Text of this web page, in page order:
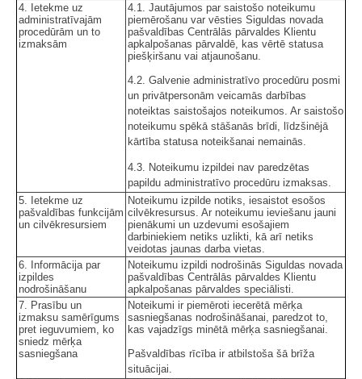
4. Ietekme uz
administratīvajām
procedūrām un to
izmaksām
4.1. Jautājumos par saistošo noteikumu
piemērošanu var vēsties Siguldas novada
pašvaldības Centrālās pārvaldes Klientu
apkalpošanas pārvaldē, kas vērtē statusa
piešķiršanu vai atjaunošanu.
4.2. Galvenie administratīvo procedūru posmi
un privātpersonām veicamās darbības
noteiktas saistošajos noteikumos. Ar saistošo
noteikumu spēkā stāšanās brīdi, līdzšinējā
kārtība statusa noteikšanai nemainās.
4.3. Noteikumu izpildei nav paredzētas
papildu administratīvo procedūru izmaksas.
5. Ietekme uz
pašvaldības funkcijām
un cilvēkresursiem
Noteikumu izpilde notiks, iesaistot esošos
cilvēkresursus. Ar noteikumu ieviešanu jauni
pienākumi un uzdevumi esošajiem
darbiniekiem netiks uzlikti, kā arī netiks
veidotas jaunas darba vietas.
6. Informācija par
izpildes
nodrošināšanu
Noteikumu izpildi nodrošinās Siguldas novada
pašvaldības Centrālās pārvaldes Klientu
apkalpošanas pārvaldes speciālisti.
7. Prasību un
izmaksu samērīgums
pret ieguvumiem, ko
sniedz mērķa
sasniegšana
Noteikumi ir piemēroti iecerētā mērķa
sasniegšanas nodrošināšanai, paredzot to,
kas vajadzīgs minētā mērķa sasniegšanai.
Pašvaldības rīcība ir atbilstoša šā brīža
situācijai.